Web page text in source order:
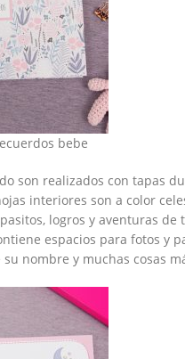
bebe
son realizados con tapas
interiores son a color
logros y aventuras de
espacios para fotos y
nombre y muchas cosas